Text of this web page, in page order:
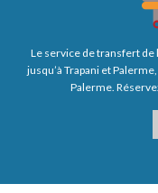
Le service de transfert de
jusqu’à Trapani et
Palerme.